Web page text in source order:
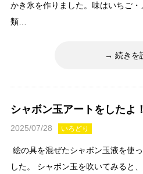
かき氷を作りました。味はいちご
類…
続きを
シャボン玉アートをしたよ！
2025/07/28 いろどり
絵の具を混ぜたシャボン玉液を使
した。 シャボン玉を吹いてみると